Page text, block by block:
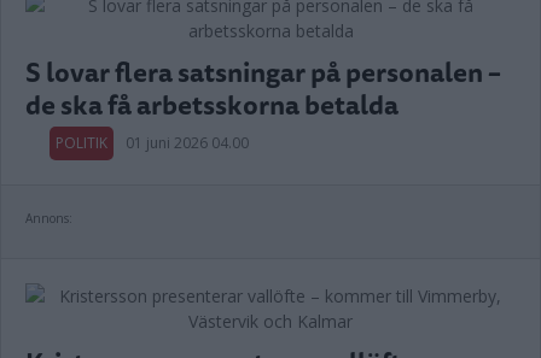
S lovar flera satsningar på personalen –
de ska få arbetsskorna betalda
POLITIK 01 juni 2026 04.00
Annons: